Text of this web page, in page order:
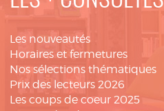
Les nouveautés
Horaires et fermetures
Nos sélections thématiques
Prix des lecteurs 2026
Les coups de coeur 2025